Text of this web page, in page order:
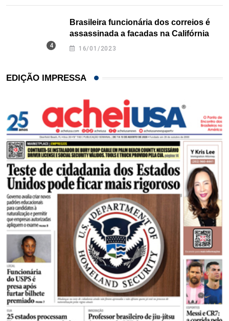
Brasileira funcionária dos correios é
assassinada a facadas na Califórnia
16/01/2023
EDIÇÃO IMPRESSA